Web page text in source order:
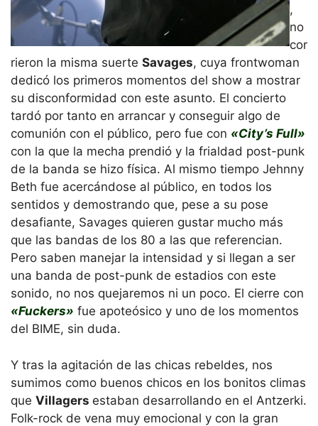
,
no
cor
rieron la misma suerte Savages, cuya frontwoman
dedicó los primeros momentos del show a mostrar
su disconformidad con este asunto. El concierto
tardó por tanto en arrancar y conseguir algo de
comunión con el público, pero fue con «City’s Full»
con la que la mecha prendió y la frialdad post-punk
de la banda se hizo física. Al mismo tiempo Jehnny
Beth fue acercándose al público, en todos los
sentidos y demostrando que, pese a su pose
desafiante, Savages quieren gustar mucho más
que las bandas de los 80 a las que referencian.
Pero saben manejar la intensidad y si llegan a ser
una banda de post-punk de estadios con este
sonido, no nos quejaremos ni un poco. El cierre con
«Fuckers» fue apoteósico y uno de los momentos
del BIME, sin duda.
Y tras la agitación de las chicas rebeldes, nos
sumimos como buenos chicos en los bonitos climas
que Villagers estaban desarrollando en el Antzerki.
Folk-rock de vena muy emocional y con la gran